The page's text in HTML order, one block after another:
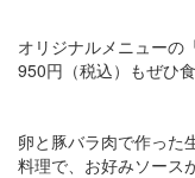
オリジナルメニューの
950円（税込）もぜひ
卵と豚バラ肉で作った
料理で、お好みソース